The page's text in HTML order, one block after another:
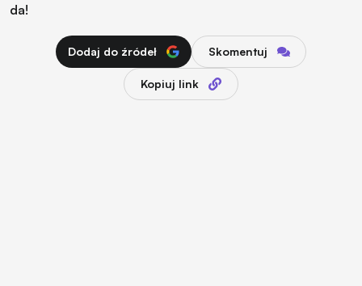
da!
Dodaj do źródeł Skomentuj
Kopiuj link